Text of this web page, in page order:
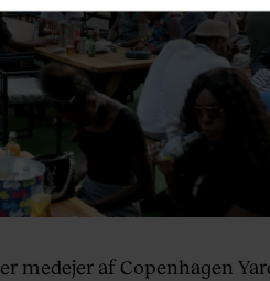
finder i vores cookiepolitik.
i forbindelse
medejer af Copenhagen